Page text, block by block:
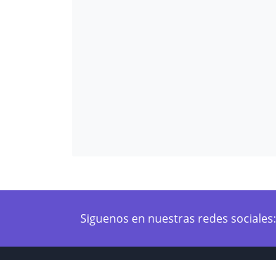
Siguenos en nuestras redes sociales: